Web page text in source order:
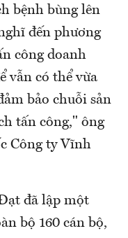
bệnh bùng lên
đến phương
công doanh
vẫn có thể vừa
bảo chuỗi sản
tấn công," ông
Công ty Vĩnh
đã lập một
bộ 160 cán bộ,